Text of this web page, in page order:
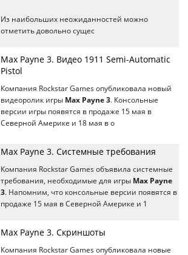
Из наибольших неожиданностей можно
отметить довольно сущес
Max Payne 3. Видео 1911 Semi-Automatic
Pistol
Компания Rockstar Games опубликовала новый
видеоролик игры Max Payne 3. Консольные
версии игры появятся в продаже 15 мая в
Северной Америке и 18 мая в о
Max Payne 3. Системные требования
Компания Rockstar Games объявила системные
требования, необходимые для игры Max Payne
3. Напомним, что консольные версии появятся в
продаже 15 мая в Северной Америке и 1
Max Payne 3. Скриншоты
Компания Rockstar Games опубликовала новые